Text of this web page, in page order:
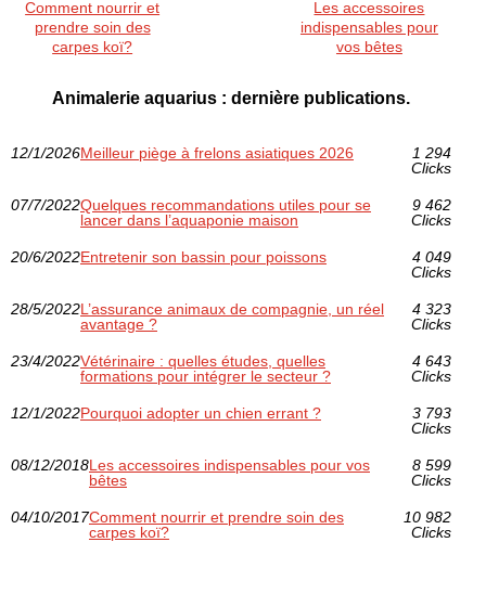
Comment nourrir et
prendre soin des
carpes koï?
Les accessoires
indispensables pour
vos bêtes
Animalerie aquarius : dernière publications.
12/1/2026Meilleur piège à frelons asiatiques 2026
1 294
Clicks
07/7/2022Quelques recommandations utiles pour se
lancer dans l’aquaponie maison
9 462
Clicks
20/6/2022Entretenir son bassin pour poissons
4 049
Clicks
28/5/2022L’assurance animaux de compagnie, un réel
avantage ?
4 323
Clicks
23/4/2022Vétérinaire : quelles études, quelles
formations pour intégrer le secteur ?
4 643
Clicks
12/1/2022Pourquoi adopter un chien errant ?
3 793
Clicks
08/12/2018Les accessoires indispensables pour vos
bêtes
8 599
Clicks
04/10/2017Comment nourrir et prendre soin des
carpes koï?
10 982
Clicks